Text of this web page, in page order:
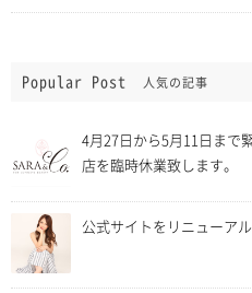
Popular Post 人気の記事
4月27日から5月11日まで
店を臨時休業致します。
公式サイトをリニューア